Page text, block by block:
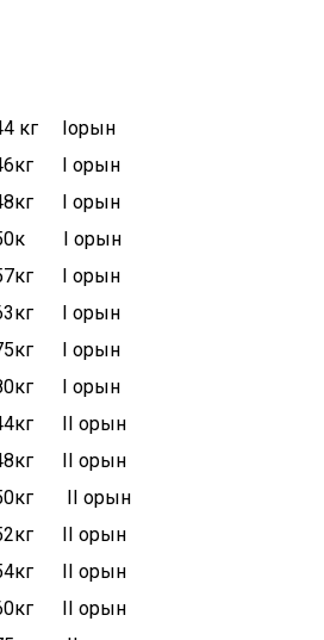
Басқарманың ережесі
Мемлекеттік
қызметке кіру
бойынша ақпарат
кг Іорын
І орын
І орын
І орын
І орын
І орын
І орын
І орын
ІІ орын
ІІ орын
ІІ орын
ІІ орын
ІІ орын
ІІ орын